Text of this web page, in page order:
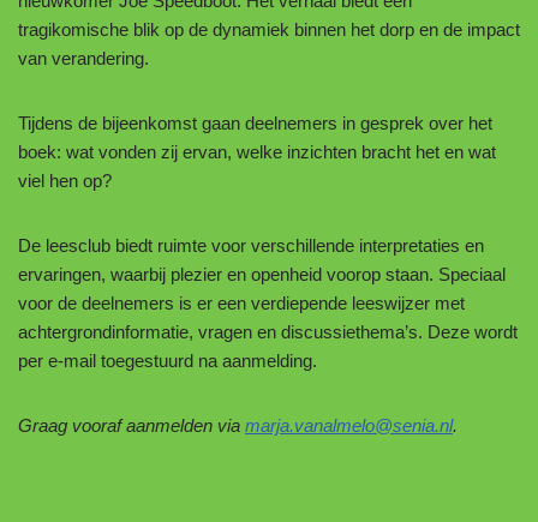
tragikomische blik op de dynamiek binnen het dorp en de impact
van verandering.
Tijdens de bijeenkomst gaan deelnemers in gesprek over het
boek: wat vonden zij ervan, welke inzichten bracht het en wat
viel hen op?
De leesclub biedt ruimte voor verschillende interpretaties en
ervaringen, waarbij plezier en openheid voorop staan. Speciaal
voor de deelnemers is er een verdiepende leeswijzer met
achtergrondinformatie, vragen en discussiethema’s. Deze wordt
per e-mail toegestuurd na aanmelding.
Graag vooraf aanmelden via marja.vanalmelo@senia.nl.